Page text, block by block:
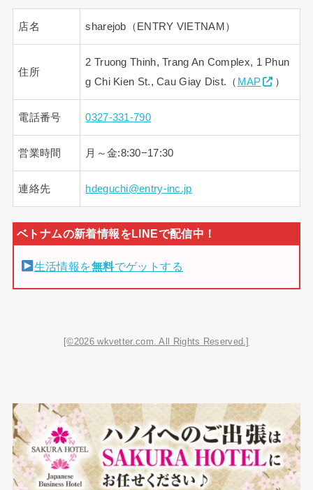
店名 sharejob（ENTRY VIETNAM）
住所
2 Truong Thinh, Trang An Complex, 1 Phun
g Chi Kien St., Cau Giay Dist.（ MAP ）
電話番号 0327-331-790
営業時間 月～金:8:30−17:30
連絡先 hdeguchi@entry-inc.jp
生活情報を無料でゲットする
[©2026 wkvetter.com. All Rights Reserved.]